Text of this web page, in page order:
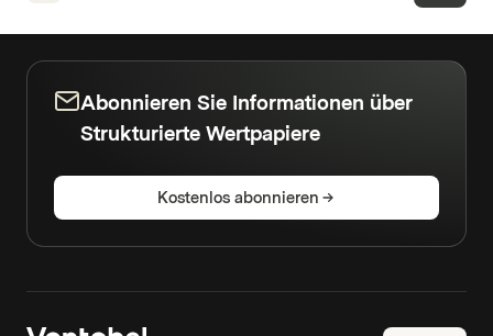
Abonnieren Sie Informationen über
Strukturierte Wertpapiere
Kostenlos abonnieren